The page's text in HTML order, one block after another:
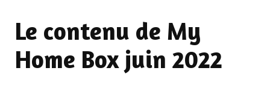
Le contenu de My
Home Box juin 2022